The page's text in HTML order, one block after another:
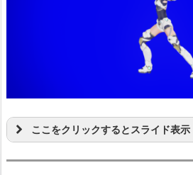
ここをクリックするとスライド表示